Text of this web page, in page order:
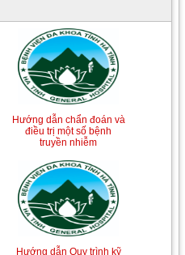
Hướng dẫn chẩn đoán và
điều trị một số bệnh
truyền nhiễm
Hướng dẫn Quy trình kỹ